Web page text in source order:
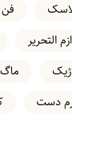
فلاسک
فن
لوازم التحریر
ماژیک
ماگ
کرم دست